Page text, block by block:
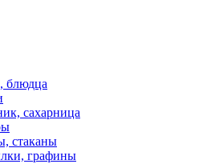
блюдца
сахарница
стаканы
графины